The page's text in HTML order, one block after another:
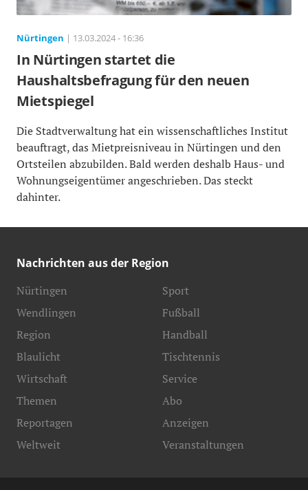
Nürtingen | 13.03.2024 - 16:36
In Nürtingen startet die
Haushaltsbefragung für den neuen
Mietspiegel
Die Stadtverwaltung hat ein wissenschaftliches Institut
beauftragt, das Mietpreisniveau in Nürtingen und den
Ortsteilen abzubilden. Bald werden deshalb Haus- und
Wohnungseigentümer angeschrieben. Das steckt
dahinter.
Nachrichten aus der Region
Nürtingen
Wendlingen
Region
Blaulicht
Sport
Fußball
Handball
Tischtennis
Wirtschaft
Themen
Reportagen
Weltweit
Service
Abo
Anzeigen
Veranstaltungen